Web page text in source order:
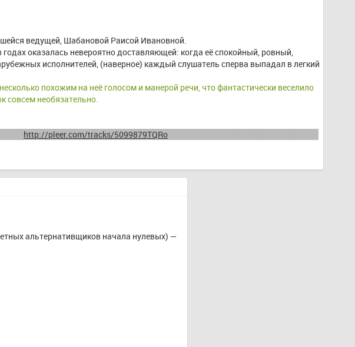
ведущей, Шабановой Раисой Ивановной.
оказалась невероятно доставляющей: когда её спокойный, ровный,
исполнителей, (наверное) каждый слушатель сперва выпадал в легкий
похожим на неё голосом и манерой речи, что фантастически веселило
совсем необязательно.
http://pleer.com/tracks/5099879TQRo
альтернативщиков начала нулевых) —